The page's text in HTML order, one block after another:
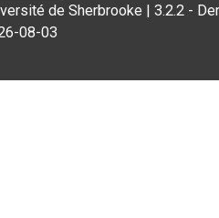
de Sherbrooke |3.2.2 -
08-03